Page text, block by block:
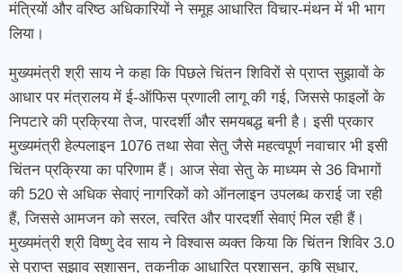
मंत्रियों और वरिष्ठ अधिकारियों ने समूह आधारित विचार-मंथन में भी भाग
लिया।
मुख्यमंत्री श्री साय ने कहा कि पिछले चिंतन शिविरों से प्राप्त सुझावों के
आधार पर मंत्रालय में ई-ऑफिस प्रणाली लागू की गई, जिससे फाइलों के
निपटारे की प्रक्रिया तेज, पारदर्शी और समयबद्ध बनी है। इसी प्रकार
मुख्यमंत्री हेल्पलाइन 1076 तथा सेवा सेतु जैसे महत्वपूर्ण नवाचार भी इसी
चिंतन प्रक्रिया का परिणाम हैं। आज सेवा सेतु के माध्यम से 36 विभागों
की 520 से अधिक सेवाएं नागरिकों को ऑनलाइन उपलब्ध कराई जा रही
हैं, जिससे आमजन को सरल, त्वरित और पारदर्शी सेवाएं मिल रही हैं।
मुख्यमंत्री श्री विष्णु देव साय ने विश्वास व्यक्त किया कि चिंतन शिविर 3.0
से प्राप्त सुझाव सुशासन, तकनीक आधारित प्रशासन, कृषि सुधार,